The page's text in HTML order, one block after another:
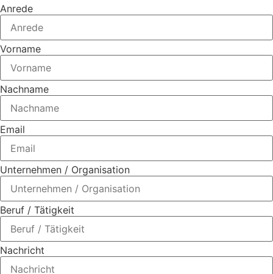
Anrede
Vorname
Nachname
Email
Unternehmen / Organisation
Beruf / Tätigkeit
Nachricht